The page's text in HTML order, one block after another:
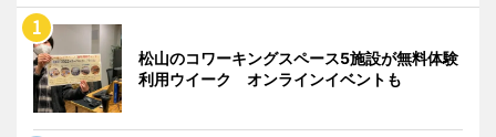
松山のコワーキングスペース5施設が無料体験
利用ウイーク オンラインイベントも